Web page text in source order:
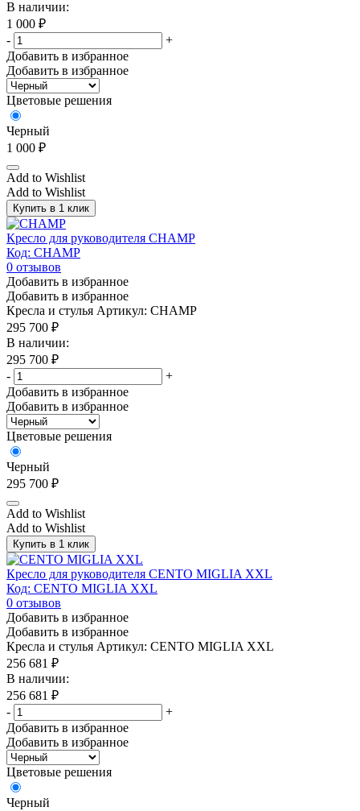
В наличии:
1 000 ₽
-
+
Добавить в избранное
Добавить в избранное
Цветовые решения
Черный
1 000 ₽
Add to Wishlist
Add to Wishlist
Купить в 1 клик
Кресло для руководителя CHAMP
Код: CHAMP
0 отзывов
Добавить в избранное
Добавить в избранное
Кресла и стулья Артикул: CHAMP
295 700 ₽
В наличии:
295 700 ₽
-
+
Добавить в избранное
Добавить в избранное
Цветовые решения
Черный
295 700 ₽
Add to Wishlist
Add to Wishlist
Купить в 1 клик
Кресло для руководителя CENTO MIGLIA XXL
Код: CENTO MIGLIA XXL
0 отзывов
Добавить в избранное
Добавить в избранное
Кресла и стулья Артикул: CENTO MIGLIA XXL
256 681 ₽
В наличии:
256 681 ₽
-
+
Добавить в избранное
Добавить в избранное
Цветовые решения
Черный